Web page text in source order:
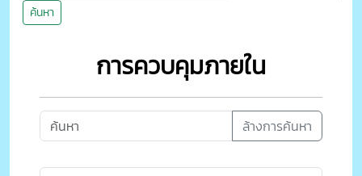
ค้นหา
การควบคุมภายใน
ล้างการค้นหา